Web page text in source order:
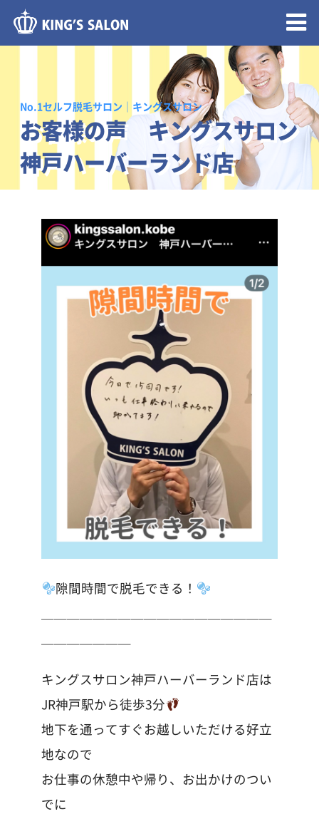
No.1セルフ脱毛サロン｜キングスサロン
お客様の声 キングスサロン
神戸ハーバーランド店
隙間時間で脱毛できる！
キングスサロン神戸ハーバーランド店は
JR神戸駅から徒歩3分
地下を通ってすぐお越しいただける好立
地なので
お仕事の休憩中や帰り、お出かけのつい
でに